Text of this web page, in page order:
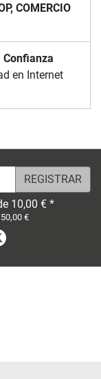
COMERCIO
Confianza
en Internet
10,00 € *
€